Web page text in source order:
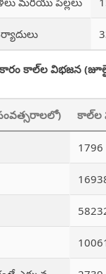
కాల్‌ల విభజన
కాల్‌ల
1796